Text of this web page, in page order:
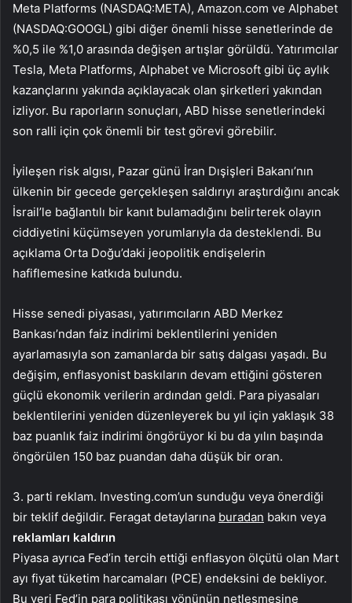
Meta Platforms (NASDAQ:META), Amazon.com ve Alphabet
(NASDAQ:GOOGL) gibi diğer önemli hisse senetlerinde de
%0,5 ile %1,0 arasında değişen artışlar görüldü. Yatırımcılar
Tesla, Meta Platforms, Alphabet ve Microsoft gibi üç aylık
kazançlarını yakında açıklayacak olan şirketleri yakından
izliyor. Bu raporların sonuçları, ABD hisse senetlerindeki
son ralli için çok önemli bir test görevi görebilir.
İyileşen risk algısı, Pazar günü İran Dışişleri Bakanı’nın
ülkenin bir gecede gerçekleşen saldırıyı araştırdığını ancak
İsrail’le bağlantılı bir kanıt bulamadığını belirterek olayın
ciddiyetini küçümseyen yorumlarıyla da desteklendi. Bu
açıklama Orta Doğu’daki jeopolitik endişelerin
hafiflemesine katkıda bulundu.
Hisse senedi piyasası, yatırımcıların ABD Merkez
Bankası’ndan faiz indirimi beklentilerini yeniden
ayarlamasıyla son zamanlarda bir satış dalgası yaşadı. Bu
değişim, enflasyonist baskıların devam ettiğini gösteren
güçlü ekonomik verilerin ardından geldi. Para piyasaları
beklentilerini yeniden düzenleyerek bu yıl için yaklaşık 38
baz puanlık faiz indirimi öngörüyor ki bu da yılın başında
öngörülen 150 baz puandan daha düşük bir oran.
3. parti reklam. Investing.com’un sunduğu veya önerdiği
bir teklif değildir. Feragat detaylarına buradan bakın veya
reklamları kaldırın
Piyasa ayrıca Fed’in tercih ettiği enflasyon ölçütü olan Mart
ayı fiyat tüketim harcamaları (PCE) endeksini de bekliyor.
Bu veri Fed’in para politikası yönünün netleşmesine